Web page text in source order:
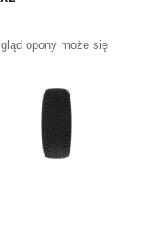
opony może się